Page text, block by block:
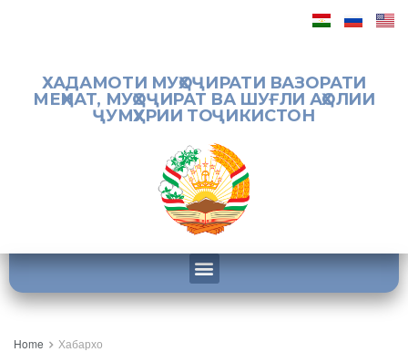
ХАДАМОТИ МУҲОҶИРАТИ ВАЗОРАТИ
МЕҲНАТ, МУҲОҶИРАТ ВА ШУҒЛИ АҲОЛИИ
ҶУМҲУРИИ ТОҶИКИСТОН
Home Хабархо